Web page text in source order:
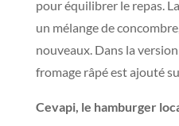
pour équilibrer le repas. La
un mélange de
nouveaux. Dans la
fromage râpé est ajouté
Cevapi, le hamburger